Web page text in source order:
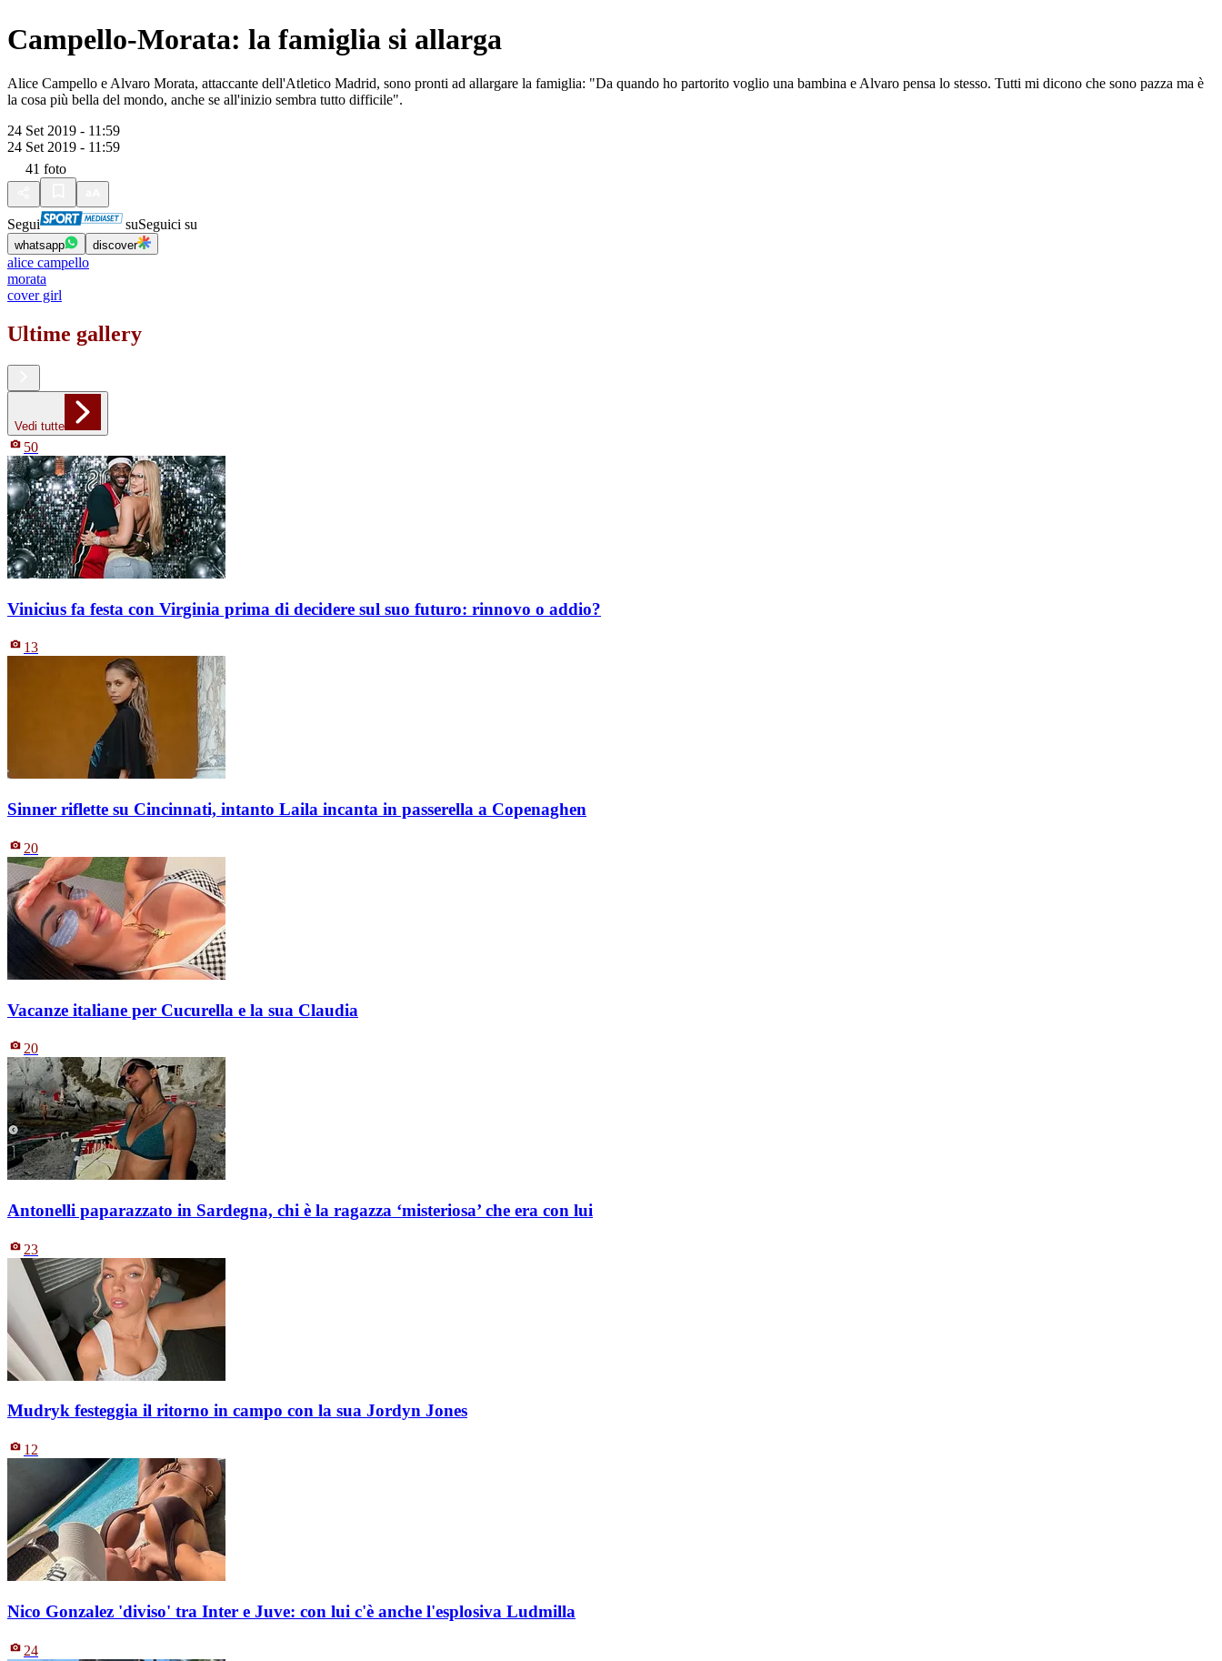
Campello-Morata: la famiglia si allarga
Alice Campello e Alvaro Morata, attaccante dell'Atletico Madrid, sono pronti ad allargare la famiglia: "Da quando ho partorito voglio una bambina e Alvaro pensa lo stesso. Tutti mi dicono che sono pazza ma è
la cosa più bella del mondo, anche se all'inizio sembra tutto difficile".
24 Set 2019 - 11:59
24 Set 2019 - 11:59
41 foto
Segui suSeguici su
whatsapp discover
alice campello
morata
cover girl
Ultime gallery
Vedi tutte
50
Vinicius fa festa con Virginia prima di decidere sul suo futuro: rinnovo o addio?
13
Sinner riflette su Cincinnati, intanto Laila incanta in passerella a Copenaghen
20
Vacanze italiane per Cucurella e la sua Claudia
20
Antonelli paparazzato in Sardegna, chi è la ragazza ‘misteriosa’ che era con lui
23
Mudryk festeggia il ritorno in campo con la sua Jordyn Jones
12
Nico Gonzalez 'diviso' tra Inter e Juve: con lui c'è anche l'esplosiva Ludmilla
24